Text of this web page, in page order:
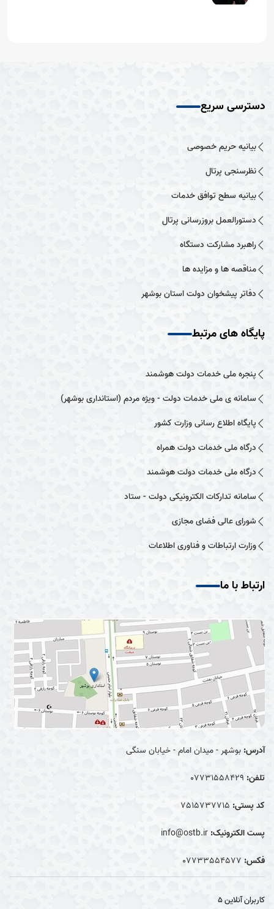
دسترسی سریع
بیانیه حریم خصوصی
نظرسنجی پرتال
بیانیه سطح توافق خدمات
دستورالعمل بروزرسانی پرتال
راهبرد مشارکت دستگاه
مناقصه ها و مزایده ها
دفاتر پیشخوان دولت استان بوشهر
پایگاه های مرتبط
پنجره ملی خدمات دولت هوشمند
سامانه ی ملی خدمات دولت - ویژه مردم (استانداری بوشهر)
پایگاه اطلاع رسانی وزارت کشور
درگاه ملی خدمات دولت همراه
درگاه ملی خدمات دولت هوشمند
سامانه تدارکات الکترونیکی دولت - ستاد
شورای عالی فضای مجازی
وزارت ارتباطات و فناوری اطلاعات
ارتباط با ما
آدرس: بوشهر - میدان امام - خیابان سنگی
تلفن: 07731558429
کد پستی: 7515737715
پست الکترونیک: info@ostb.ir
فکس: 07733554577
کاربران آنلاین5